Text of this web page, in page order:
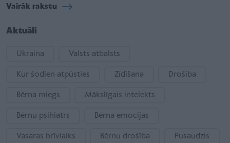
Vairāk rakstu
Aktuāli
Ukraina Valsts atbalsts
Kur šodien atpūsties Zīdīšana Drošība
Bērna miegs Mākslīgais intelekts
Bērnu psihiatrs Bērna emocijas
Vasaras brīvlaiks Bērnu drošība Pusaudzis